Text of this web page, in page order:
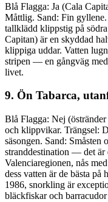
Blå Flagga: Ja (Cala
Måttlig. Sand: Fin
tallklädd klippstig på
Capitan) är en skyddad
klippiga uddar. Vatten
stripen — en gångväg
livet.
9. Ön Tabarca,
Blå Flagga: Nej
och klippvikar. Trängsel:
säsongen. Sand: Småsten
stranddestination — det är
Valenciaregionen, nås
dess vatten är de bästa på
1986, snorkling är
bläckfiskar och